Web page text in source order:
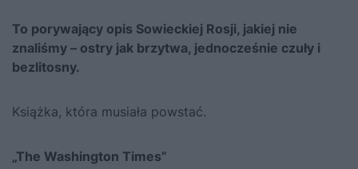
To porywający opis Sowieckiej Rosji, jakiej nie
znaliśmy – ostry jak brzytwa, jednocześnie czuły i
bezlitosny.
Książka, która musiała powstać.
„The Washington Times”